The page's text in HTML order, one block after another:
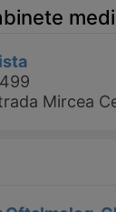
Mircea